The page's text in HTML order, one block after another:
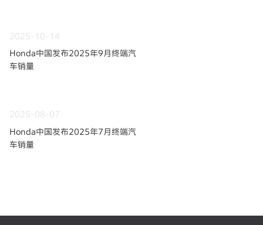
2025-10-14
Honda中国发布2025年9月终端汽
车销量
2025-08-07
Honda中国发布2025年7月终端汽
车销量